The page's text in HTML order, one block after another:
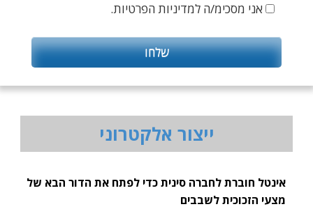
אני מסכימ/ה למדיניות הפרטיות.
ייצור אלקטרוני
אינטל חוברת לחברה סינית כדי לפתח את הדור הבא של
מצעי הזכוכית לשבבים